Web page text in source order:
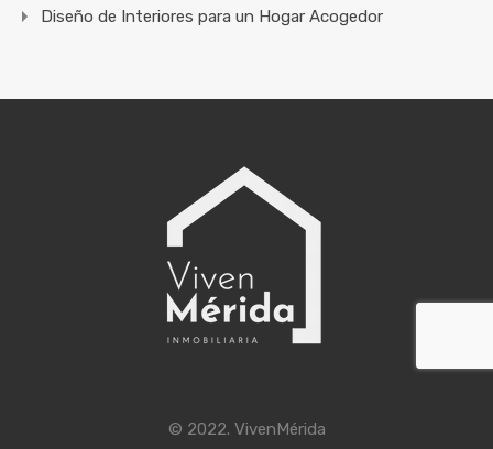
Diseño de Interiores para un Hogar Acogedor
© 2022. VivenMérida